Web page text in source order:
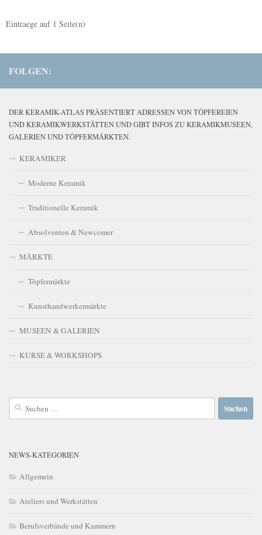
Eintraege auf 1 Seite(n)
FOLGEN:
DER KERAMIK-ATLAS PRÄSENTIERT ADRESSEN VON TÖPFEREIEN
UND KERAMIKWERKSTÄTTEN UND GIBT INFOS ZU KERAMIKMUSEEN,
GALERIEN UND TÖPFERMÄRKTEN.
KERAMIKER
Moderne Keramik
Traditionelle Keramik
Absolventen & Newcomer
MÄRKTE
Töpfermärkte
Kunsthandwerkermärkte
MUSEEN & GALERIEN
KURSE & WORKSHOPS
Suchen
NEWS-KATEGORIEN
Allgemein
Ateliers und Werkstätten
Berufsverbände und Kammern